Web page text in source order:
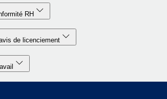
RH
de licenciement